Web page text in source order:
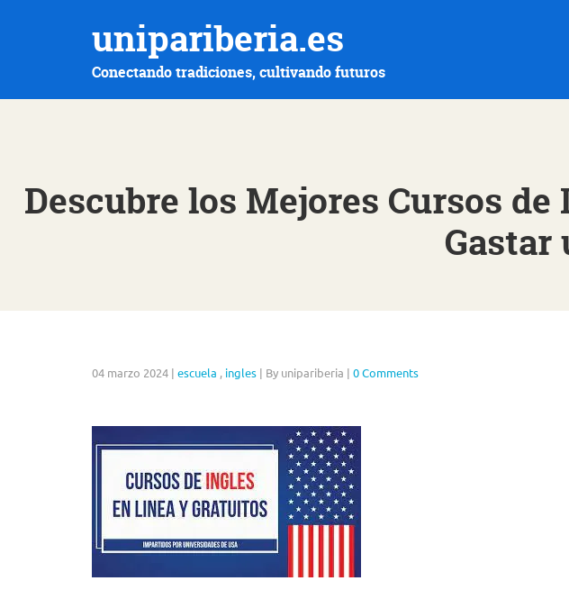
unipariberia.es
Conectando tradiciones, cultivando futuros
Descubre los Mejores Cursos
Gastar
04 marzo 2024 | escuela , ingles | By unipariberia | 0 Comments